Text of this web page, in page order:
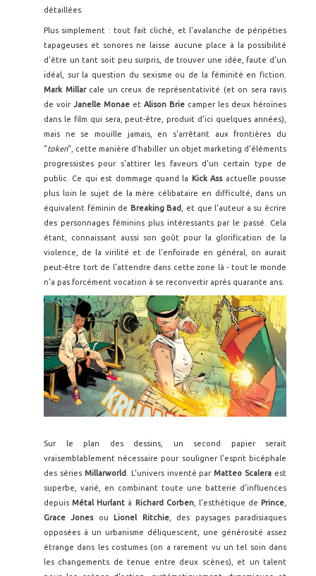
détaillées.
Plus simplement : tout fait cliché, et l'avalanche de péripéties
tapageuses et sonores ne laisse aucune place à la possibilité
d'être un tant soit peu surpris, de trouver une idée, faute d'un
idéal, sur la question du sexisme ou de la féminité en fiction.
Mark Millarcale un creux de représentativité (et on sera ravis
de voir Janelle Monae et Alison Brie camper les deux héroïnes
dans le film qui sera, peut-être, produit d'ici quelques années),
mais ne se mouille jamais, en s'arrêtant aux frontières du
"token", cette manière d'habiller un objet marketing d'éléments
progressistes pour s'attirer les faveurs d'un certain type de
public. Ce qui est dommage quand la Kick Assactuelle pousse
plus loin le sujet de la mère célibataire en difficulté, dans un
équivalent féminin de Breaking Bad
, et que l'auteur a su écrire
des personnages féminins plus intéressants par le passé. Cela
étant, connaissant aussi son goût pour la glorification de la
violence, de la virilité et de l'enfoirade en général, on aurait
peut-être tort de l'attendre dans cette zone là - tout le monde
n'a pas forcément vocation à se reconvertir après quarante ans.
Sur le plan des dessins, un second papier serait
vraisemblablement nécessaire pour souligner l'esprit bicéphale
des séries Millarworld . L'univers inventé parMatteo Scalera est
superbe, varié, en combinant toute une batterie d'influences
depuisMétal Hurlant à Richard Corben, l'esthétique de Prince
Grace Jones ou Lionel Ritchie, des paysages paradisiaques
opposées à un urbanisme déliquescent, une générosité assez
étrange dans les costumes (on a rarement vu un tel soin dans
les changements de tenue entre deux scènes), et un talent